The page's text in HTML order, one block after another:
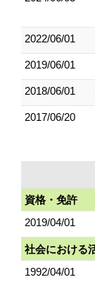
2022/06/01
2019/06/01
2018/06/01
2017/06/20
資格・免許
2019/04/01
社会における
1992/04/01